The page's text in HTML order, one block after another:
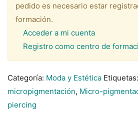
pedido es necesario estar
formación.
Acceder a mi cuenta
Registro como centro de
Categoría: Moda y Estética Etiquetas:
micropigmentación, Micro-
piercing